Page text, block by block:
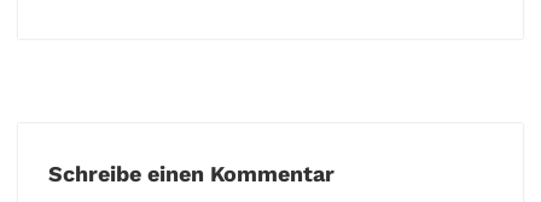
Schreibe einen Kommentar